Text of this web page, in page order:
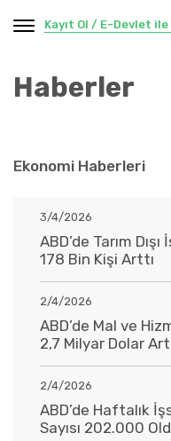
Kayıt Ol / E-Devlet ile
Haberler
Ekonomi Haberleri
3/4/2026
ABD’de Tarım
178 Bin Kişi Arttı
2/4/2026
ABD’de Mal ve
2,7 Milyar Dolar
2/4/2026
ABD’de Haftalık
Sayısı 202.000